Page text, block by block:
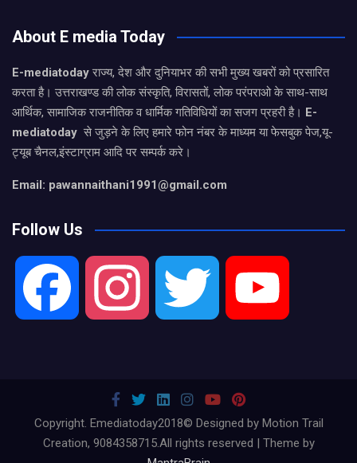
About E media Today
E-mediatodayराज्य, देश और दुनियाभर की सभी मुख्य खबरों को प्रसारित
करता है। उत्तराखण्ड की लोक संस्कृति, विरासतों, लोक परंपराओ के साथ-साथ
आर्थिक, सामाजिक राजनीतिक व धार्मिक गतिविधियों का सजग प्रहरी है। E-
mediatoday से जुड़ने के लिए हमारे फोन नंबर के माध्यम या फेसबुक पेज,यू-
ट्यूब चैनल,इंस्टाग्राम आदि पर सम्पर्क करे।
Email: pawannaithani1991@gmail.com
Follow Us
Copyright. Emediatoday2018© Designed by Motion Trail
Creation, 9084358715.All rights reserved | Theme by